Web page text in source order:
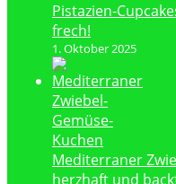
Pistazien-
frech!
1. Oktober 2025
Mediterraner
herzhaft und